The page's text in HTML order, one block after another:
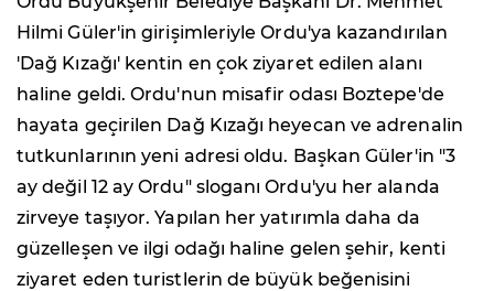
Hilmi Güler'in girişimleriyle Ordu'ya kazandırılan
'Dağ Kızağı' kentin en çok ziyaret edilen alanı
haline geldi. Ordu'nun misafir odası Boztepe'de
hayata geçirilen Dağ Kızağı heyecan ve adrenalin
tutkunlarının yeni adresi oldu. Başkan Güler'in "3
ay değil 12 ay Ordu" sloganı Ordu'yu her alanda
zirveye taşıyor. Yapılan her yatırımla daha da
güzelleşen ve ilgi odağı haline gelen şehir, kenti
ziyaret eden turistlerin de büyük beğenisini